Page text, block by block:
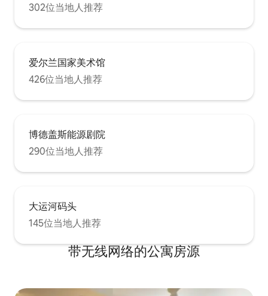
302位当地人推荐
爱尔兰国家美术馆
426位当地人推荐
博德盖斯能源剧院
290位当地人推荐
大运河码头
145位当地人推荐
带无线网络的公寓房源